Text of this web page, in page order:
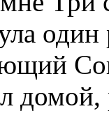
один
домой,